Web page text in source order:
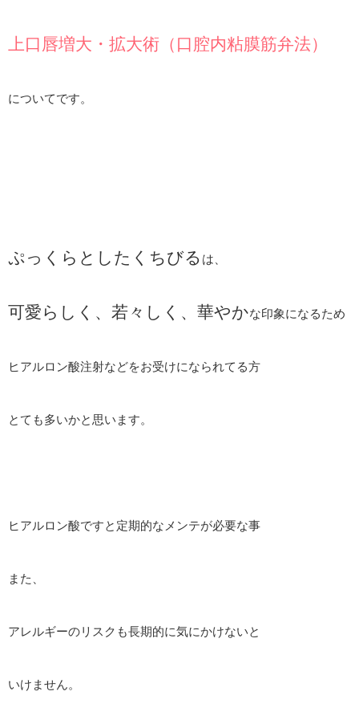
上口唇増大・拡大術（口腔内粘膜筋弁法）
についてです。
ぷっくらとしたくちびる は、
可愛らしく、若々しく、華やかな印象になるため
ヒアルロン酸注射などをお受けになられてる方
とても多いかと思います。
ヒアルロン酸ですと定期的なメンテが必要な事
また、
アレルギーのリスクも長期的に気にかけないと
いけません。